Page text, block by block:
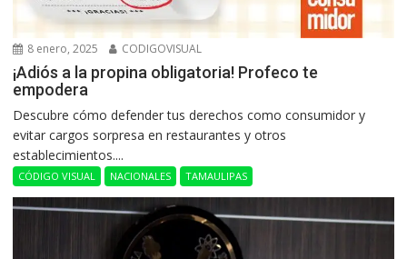
8 enero, 2025 CODIGOVISUAL
¡Adiós a la propina obligatoria! Profeco te
empodera
Descubre cómo defender tus derechos como consumidor y
evitar cargos sorpresa en restaurantes y otros
establecimientos....
CÓDIGO VISUAL NACIONALES TAMAULIPAS